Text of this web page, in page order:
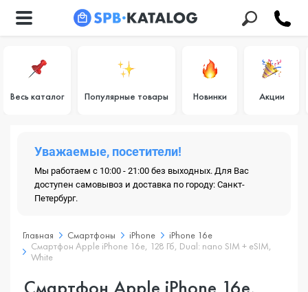
Весь каталог Популярные товары Новинки Акции
Уважаемые, посетители!
Мы работаем с 10:00 - 21:00 без выходных. Для Вас
доступен самовывоз и доставка по городу: Санкт-
Петербург.
Главная Смартфоны iPhone
iPhone 16e
Смартфон Apple iPhone 16e, 128 Гб, Dual: nano SIM + eSIM,
White